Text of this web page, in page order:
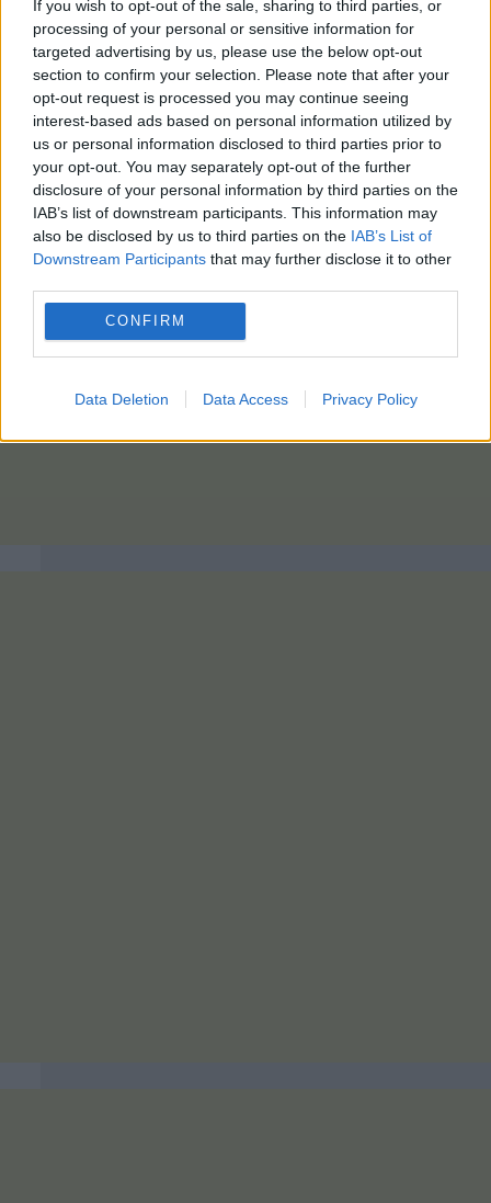
If you wish to opt-out of the sale, sharing to third parties, or
processing of your personal or sensitive information for
targeted advertising by us, please use the below opt-out
section to confirm your selection. Please note that after your
opt-out request is processed you may continue seeing
interest-based ads based on personal information utilized by
us or personal information disclosed to third parties prior to
your opt-out. You may separately opt-out of the further
disclosure of your personal information by third parties on the
IAB’s list of downstream participants. This information may
also be disclosed by us to third parties on the IAB’s List of
Downstream Participants that may further disclose it to other
CONFIRM
Data Deletion Data Access Privacy Policy